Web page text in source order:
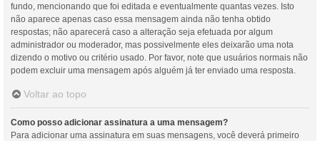
fundo, mencionando que foi editada e eventualmente quantas vezes. Isto
não aparece apenas caso essa mensagem ainda não tenha obtido
respostas; não aparecerá caso a alteração seja efetuada por algum
administrador ou moderador, mas possivelmente eles deixarão uma nota
dizendo o motivo ou critério usado. Por favor, note que usuários normais não
podem excluir uma mensagem após alguém já ter enviado uma resposta.
Voltar ao topo
Como posso adicionar assinatura a uma mensagem?
Para adicionar uma assinatura em suas mensagens, você deverá primeiro